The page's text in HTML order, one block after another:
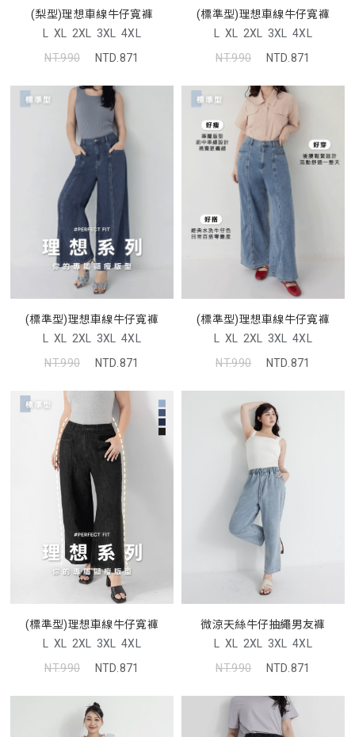
(梨型)理想車線牛仔寬褲
L XL 2XL 3XL 4XL
NT.990
NTD.871
(標準型)理想車線牛仔寬褲
L XL 2XL 3XL 4XL
NT.990
NTD.871
(標準型)理想車線牛仔寬褲
L XL 2XL 3XL 4XL
NT.990
NTD.871
(標準型)理想車線牛仔寬褲
L XL 2XL 3XL 4XL
NT.990
NTD.871
(標準型)理想車線牛仔寬褲
L XL 2XL 3XL 4XL
NT.990
NTD.871
微涼天絲牛仔抽繩男友褲
L XL 2XL 3XL 4XL
NT.990
NTD.871